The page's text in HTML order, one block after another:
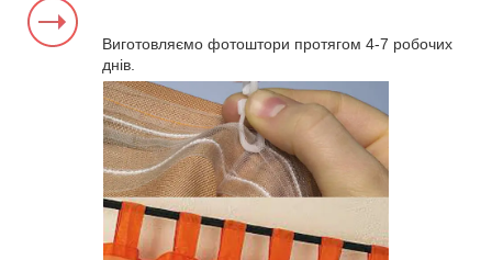
Виготовляємо фотоштори протягом 4-7 робочих
днів.